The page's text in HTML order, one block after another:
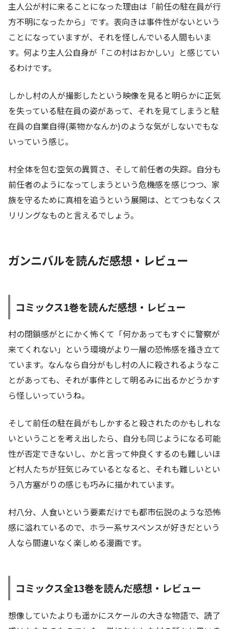
主人公が村に来ることになった理由は「前任の駐在員が行
方不明になったから」です。表向きは事件性がないという
ことになっていますが、それを怪しんでいる人間もいま
す。何より主人公自身が「この村はおかしい」と感じてい
るわけです。
しかし村の人が撮影したという映像を見ると明らかに正気
を失っている駐在員の姿があって、それを見てしまうと駐
在員の自業自得(薬物かなんか)のような気がしないでもな
いっていう感じ。
村全体を包む空気の異質さ、そして前任者の失踪。自分も
前任者のようになってしまうという危機感を感じつつ、家
族を守るために真相を追うという展開は、とてつもなくス
リリングなものと言えるでしょう。
ガンニバルを読んだ感想・レビュー
コミックス1巻を読んだ感想・レビュー
村の閉鎖感がとにかく怖くて「何かあってもすぐに警察が
来てくれない」という環境がより一層の恐怖感を掻き立て
ています。なんなら自分がもし村の人に殺されるようなこ
とがあっても、それが事件として明るみに出るかどうかす
ら怪しいっていうね。
そして前任の駐在員がもしかすると殺されたのかもしれな
いということを考え出したら、自分も同じようになる可能
性が否定できないし、かと言って仲良くするのも難しいほ
ど村人たちが狂気じみているとなると、それも難しいとい
う八方塞がりの感じも巧みに描かれています。
村八分、人食いという要素だけでも都市伝説のような恐怖
感に溢れているので、ホラー系サスペンスが好きだという
人なら間違いなく楽しめる漫画です。
コミックス全13巻を読んだ感想・レビュー
想像していたよりも遥かにスケールの大きな物語で、読了